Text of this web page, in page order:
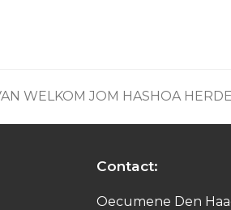
WELKOM JOM HASHOA
Contact:
Oecumene Den